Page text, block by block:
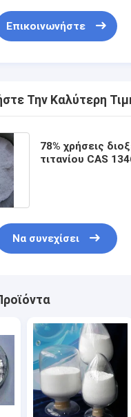
Επικοινωνήστε
Την Καλύτερη
78% χρήσεις
τιτανίου CAS
Να συνεχίσει